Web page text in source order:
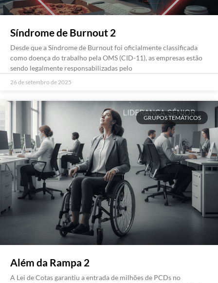
Síndrome de Burnout 2
Desde que a Síndrome de Burnout foi oficialmente classificada
como doença do trabalho pela OMS (CID-11), as empresas estão
sendo legalmente responsabilizadas pelo
26 de setembro de 2025
GRUPOS TEMÁTICOS
Além da Rampa 2
A Lei de Cotas garantiu a entrada de milhões de PCDs no